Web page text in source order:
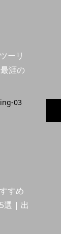
ーリ
涯の
すめ
選 | 出